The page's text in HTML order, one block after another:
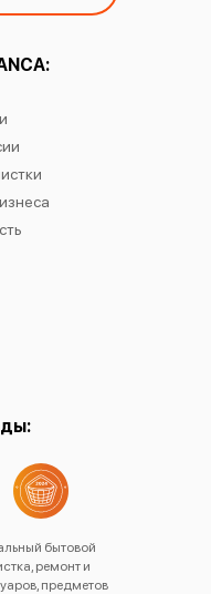
бытовой
ремонт и
предметов